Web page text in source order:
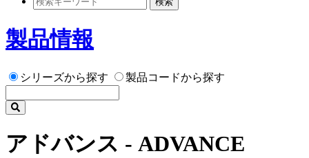
製品情報
シリーズから探す 製品コードから探す
アドバンス - ADVANCE